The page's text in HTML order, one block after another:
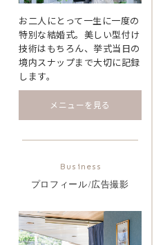
お二人にとって一生に一度の
特別な結婚式。美しい型付け
技術はもちろん、挙式当日の
境内スナップまで大切に記録
します。
メニューを見る
プロフィール/広告撮影